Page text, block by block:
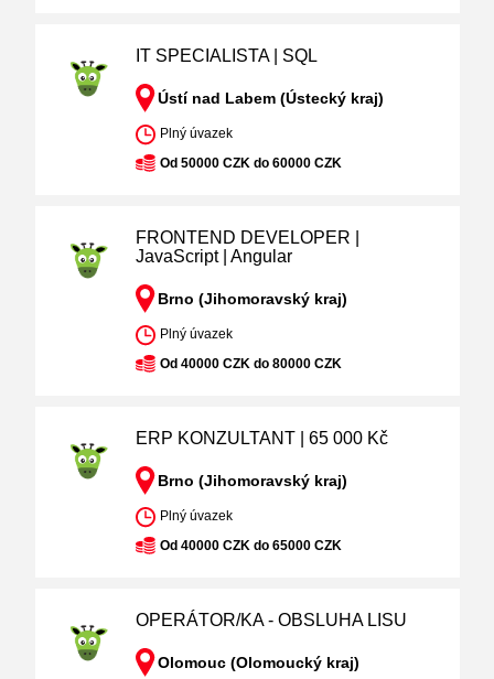
IT SPECIALISTA | SQL
Ústí nad Labem (Ústecký kraj)
Plný úvazek
Od 50000 CZK do 60000 CZK
FRONTEND DEVELOPER |
JavaScript | Angular
Brno (Jihomoravský kraj)
Plný úvazek
Od 40000 CZK do 80000 CZK
ERP KONZULTANT | 65 000 Kč
Brno (Jihomoravský kraj)
Plný úvazek
Od 40000 CZK do 65000 CZK
OPERÁTOR/KA - OBSLUHA LISU
Olomouc (Olomoucký kraj)